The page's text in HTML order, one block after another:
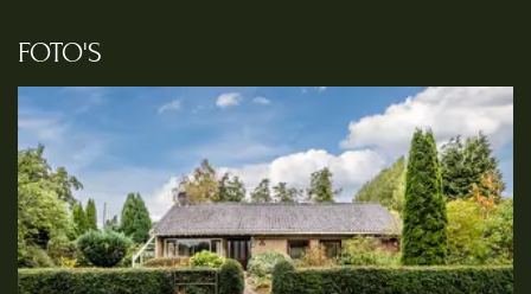
FOTO'S
album